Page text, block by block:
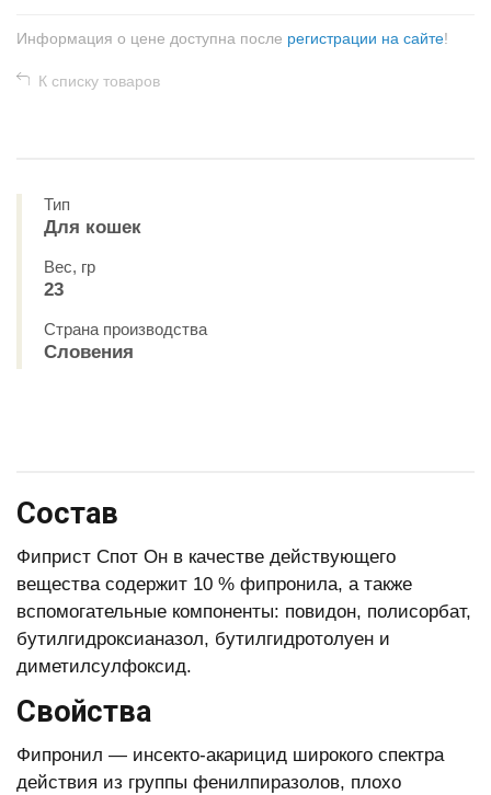
Информация о цене доступна после регистрации на сайте!
К списку товаров
Тип
Для кошек
Вес, гр
23
Страна производства
Словения
Состав
Фиприст Спот Он в качестве действующего
вещества содержит 10 % фипронила, а также
вспомогательные компоненты: повидон, полисорбат,
бутилгидроксианазол, бутилгидротолуен и
диметилсулфоксид.
Свойства
Фипронил — инсекто-акарицид широкого спектра
действия из группы фенилпиразолов, плохо